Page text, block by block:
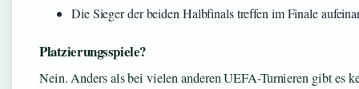
Die Sieger der beiden Halbfinals treffen im Finale
Platzierungsspiele?
Nein. Anders als bei vielen anderen UEFA-Turnieren gibt es